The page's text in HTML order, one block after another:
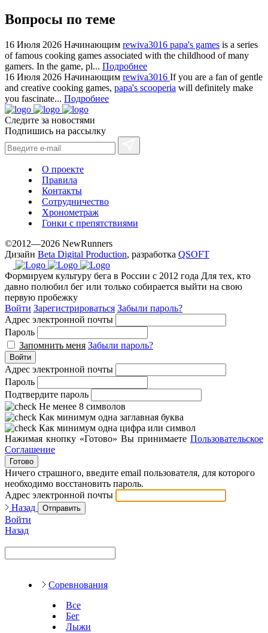
sale.
hilarity
exceptional
method.
www.yvessaintlaurent.to
with
the
best
prices.
Вопросы по теме
16 Июля 2026 Начинающим rewiva3016 papa's games is a series
of famous cooking games associated with the childhood of many
gamers. In the game, pl... Подробнее
16 Июля 2026 Начинающим rewiva3016 If you are a fan of gentle
and creative cooking games, papa's scooperia will definitely make
you fascinate... Подробнее
Следите за новостями
Подпишись на рассылку
О проекте
Правила
Контакты
Сотрудничество
Хронометраж
Гонки с препятствиями
©2012—2026 NewRunners
Дизайн Beta Digital Production, разработка QSOFT
Формируем культуру бега в России с 2012 года Для тех, кто
давно полюбил бег или только собирается выйти на свою
первую пробежку
Войти Зарегистрироваться Забыли пароль?
Адрес электронной почты
Пароль
Запомнить меня Забыли пароль?
Войти
Адрес электронной почты
Пароль
Подтвердите пароль
Не менее 8 символов
Как минимум одна заглавная буква
Как минимум одна цифра или символ
Нажимая кнопку «Готово» Вы принимаете Пользовательское
Соглашение
Готово
Ничего страшного, введите email пользователя, для которого
необходимо восстановить пароль.
Адрес электронной почты
Назад
Отправить
Войти
Назад
Соревнования
Все
Бег
Лыжи